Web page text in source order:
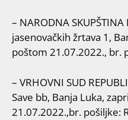
– NARODNA SKUPŠTINA
jasenovačkih žrtava 1,
poštom 21.07.2022., br.
– VRHOVNI SUD
Save bb, Banja Luka,
21.07.2022.,br. pošiljke: